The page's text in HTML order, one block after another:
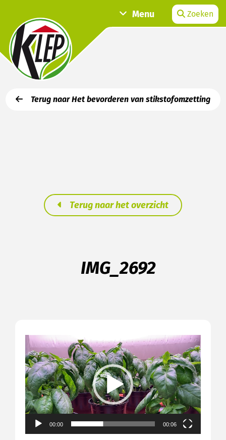
Menu Zoeken
Terug naar Het bevorderen van stikstofomzetting
Terug naar het overzicht
IMG_2692
Videospeler
00:00 00:06